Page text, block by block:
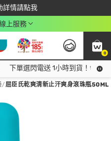
詳情請點我
高回饋$350
上服務
0
下單選閃電送 1小時到貨！領神
/屈臣氏乾爽清新止汗爽身滾珠瓶50ML